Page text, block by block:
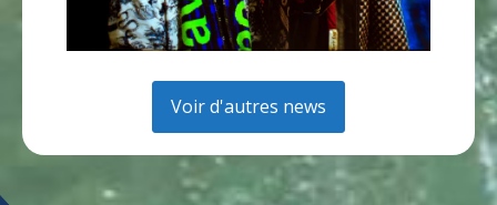
Voir d'autres news